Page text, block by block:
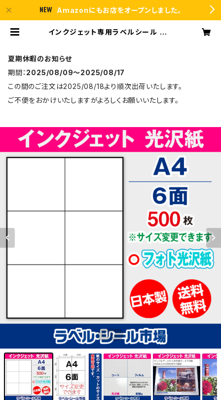
Amazonにもお店をオープンしました。
インクジェット専用ラベルシール フォ
夏期休暇のお知らせ
期間： 2025/08/09〜2025/08/17
この間のご注文は2025/08/18より順次出荷いたします。
ご不便をおかけいたしますがよろしくお願いいたします。
1/7